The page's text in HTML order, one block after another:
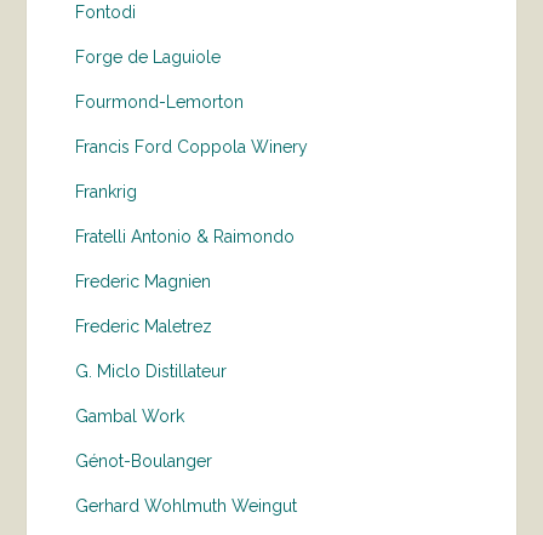
Fontodi
Forge de Laguiole
Fourmond-Lemorton
Francis Ford Coppola Winery
Frankrig
Fratelli Antonio & Raimondo
Frederic Magnien
Frederic Maletrez
G. Miclo Distillateur
Gambal Work
Génot-Boulanger
Gerhard Wohlmuth Weingut